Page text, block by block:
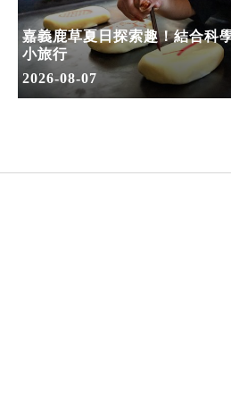
嘉義鹿草夏日探索趣！結合科
小旅行
2026-08-07